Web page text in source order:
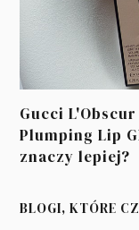
Gucci
Plumping Lip
znaczy lepiej?
BLOGI, KTÓRE